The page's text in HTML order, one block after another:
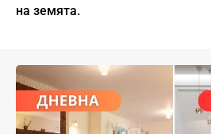
на земята.